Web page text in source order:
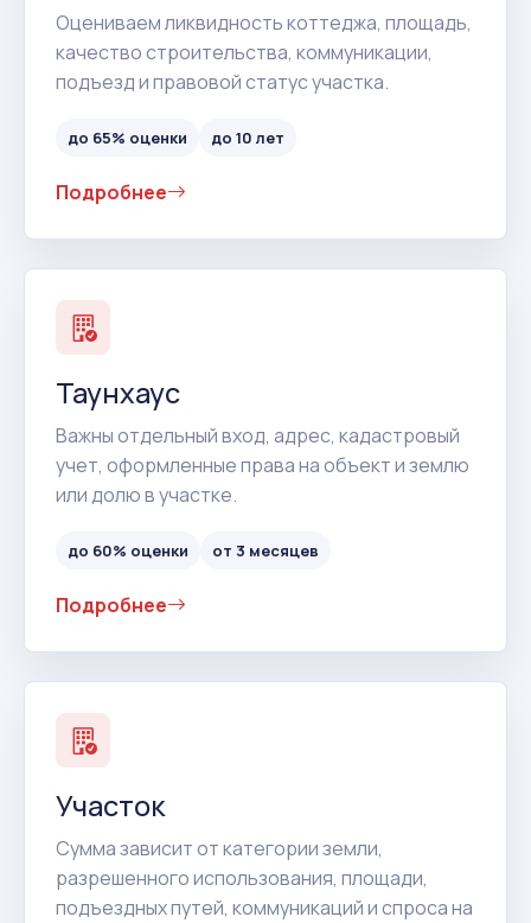
Оцениваем ликвидность коттеджа, площадь,
качество строительства, коммуникации,
подъезд и правовой статус участка.
до 65% оценки до 10 лет
Подробнее
Таунхаус
Важны отдельный вход, адрес, кадастровый
учет, оформленные права на объект и землю
или долю в участке.
до 60% оценки от 3 месяцев
Подробнее
Участок
Сумма зависит от категории земли,
разрешенного использования, площади,
подъездных путей, коммуникаций и спроса на